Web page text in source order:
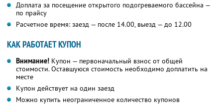
Доплата за посещение открытого подогреваемого бассейна —
по прайсу
Расчетное время: заезд — после 14.00, выезд — до 12.00
КАК РАБОТАЕТ КУПОН
Внимание! Купон — первоначальный взнос от общей
стоимости. Оставшуюся стоимость необходимо доплатить на
месте
Купон действует на один заезд
Можно купить неограниченное количество купонов